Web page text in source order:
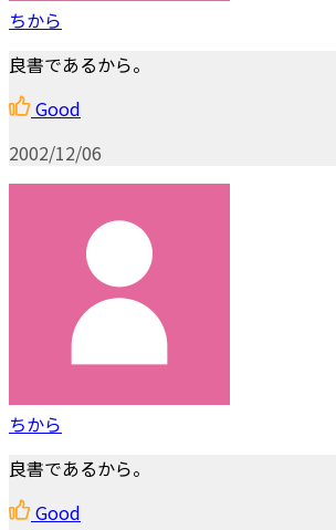
ちから
良書であるから。
Good
2002/12/06
ちから
良書であるから。
Good